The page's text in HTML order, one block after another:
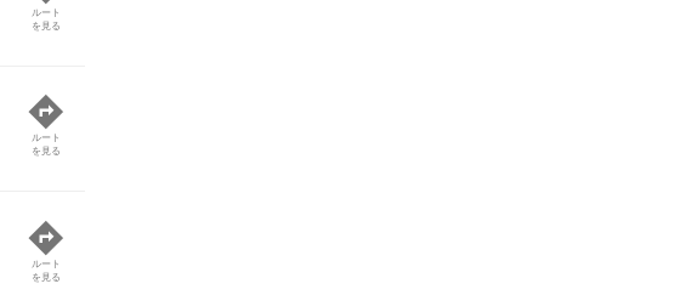
ルート
を見る
ルート
を見る
ルート
を見る